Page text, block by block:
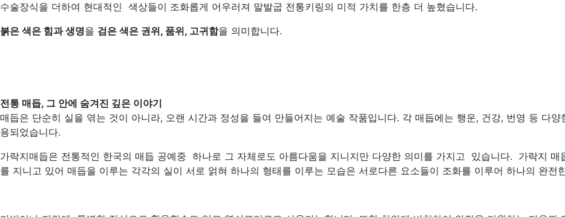
수술장식을 더하여 현대적인 색상들이 조화롭게 어우러져 말발굽 전통키링의 미적 가치를 한층 더 높혔습니다.
붉은 색은 힘과 생명을 검은 색은 권위, 품위, 고귀함을 의미합니다.
전통 매듭, 그 안에 숨겨진 깊은 이야기
매듭은 단순히 실을 엮는 것이 아니라, 오랜 시간과 정성을 들여 만들어지는 예술 작품입니다. 각 매듭에는 행운, 건강, 번영 등 다
용되었습니다.
가락지매듭은 전통적인 한국의 매듭 공예중 하나로 그 자체로도 아름다움을 지니지만 다양한 의미를 가지고 있습니다. 가락지 매
를 지니고 있어 매듭을 이루는 각각의 실이 서로 얽혀 하나의 형태를 이루는 모습은 서로다른 요소들이 조화를 이루어 하나의 완전